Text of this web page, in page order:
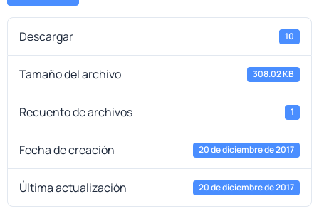
Descargar 10
Tamaño del archivo 308.02 KB
Recuento de archivos 1
Fecha de creación 20 de diciembre de 2017
Última actualización 20 de diciembre de 2017